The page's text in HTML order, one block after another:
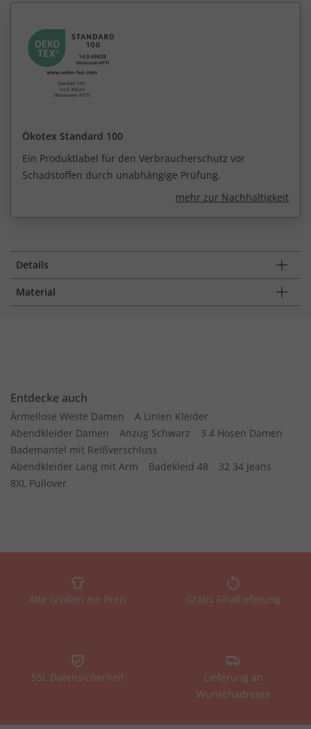
Ökotex Standard 100
Ein Produktlabel für den Verbraucherschutz vor
Schadstoffen durch unabhängige Prüfung.
mehr zur Nachhaltigkeit
Details
Material
Entdecke auch
Ärmellose Weste Damen
A Linien Kleider
Abendkleider Damen
Anzug Schwarz
3 4 Hosen Damen
Bademantel mit Reißverschluss
Abendkleider Lang mit Arm
Badekleid 48
32 34 Jeans
8XL Pullover
Alle Größen ein Preis Gratis Filiallieferung
SSL Datensicherheit
Lieferung an
Wunschadresse